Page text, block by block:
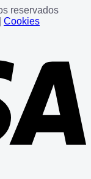
reservados
Cookies